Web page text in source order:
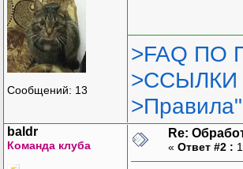
Сообщений: 13
>FAQ ПО
>ССЫЛКИ
baldr
Команда клуба
Re:
« Ответ #2 :